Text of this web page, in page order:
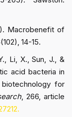
Macrobenefit of
14-15.
Li, X., Sun, J., &
acid bacteria in
for
, 266, article